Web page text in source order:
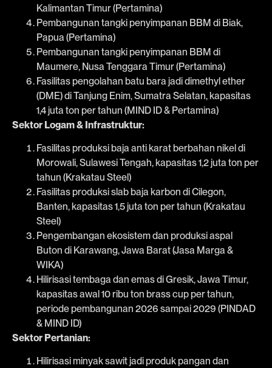
Kalimantan Timur (Pertamina)
Pembangunan tangki penyimpanan BBM di Biak,
Papua (Pertamina)
Pembangunan tangki penyimpanan BBM di
Maumere, Nusa Tenggara Timur (Pertamina)
Fasilitas pengolahan batu bara jadi dimethyl ether
(DME) di Tanjung Enim, Sumatra Selatan, kapasitas
1,4 juta ton per tahun (MIND ID & Pertamina)
Sektor Logam & Infrastruktur:
Fasilitas produksi baja anti karat berbahan nikel di
Morowali, Sulawesi Tengah, kapasitas 1,2 juta ton per
tahun (Krakatau Steel)
Fasilitas produksi slab baja karbon di Cilegon,
Banten, kapasitas 1,5 juta ton per tahun (Krakatau
Steel)
Pengembangan ekosistem dan produksi aspal
Buton di Karawang, Jawa Barat (Jasa Marga &
WIKA)
Hilirisasi tembaga dan emas di Gresik, Jawa Timur,
kapasitas awal 10 ribu ton brass cup per tahun,
periode pembangunan 2026 sampai 2029 (PINDAD
& MIND ID)
Sektor Pertanian:
Hilirisasi minyak sawit jadi produk pangan dan